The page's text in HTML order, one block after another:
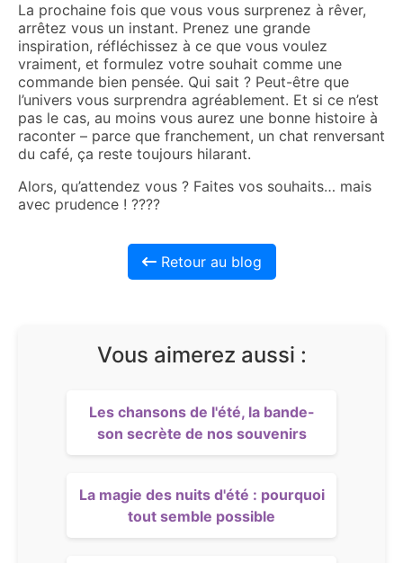
La prochaine fois que vous vous surprenez à rêver,
arrêtez vous un instant. Prenez une grande
inspiration, réfléchissez à ce que vous voulez
vraiment, et formulez votre souhait comme une
commande bien pensée. Qui sait ? Peut-être que
l’univers vous surprendra agréablement. Et si ce n’est
pas le cas, au moins vous aurez une bonne histoire à
raconter – parce que franchement, un chat renversant
du café, ça reste toujours hilarant.
Alors, qu’attendez vous ? Faites vos souhaits… mais
avec prudence ! ????
Retour au blog
Vous aimerez aussi :
Les chansons de l'été, la bande-
son secrète de nos souvenirs
La magie des nuits d'été : pourquoi
tout semble possible